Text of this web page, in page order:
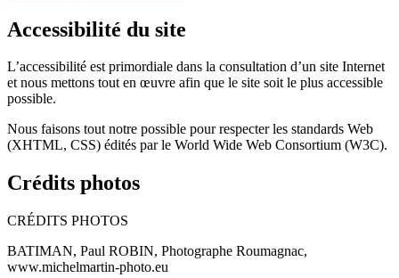
Accessibilité du site
L’accessibilité est primordiale dans la consultation d’un site Internet
et nous mettons tout en œuvre afin que le site soit le plus accessible
possible.
Nous faisons tout notre possible pour respecter les standards Web
(XHTML, CSS) édités par le World Wide Web Consortium (W3C).
Crédits photos
CRÉDITS PHOTOS
BATIMAN, Paul ROBIN, Photographe Roumagnac,
www.michelmartin-photo.eu